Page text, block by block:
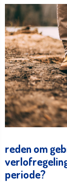
reden om
periode?